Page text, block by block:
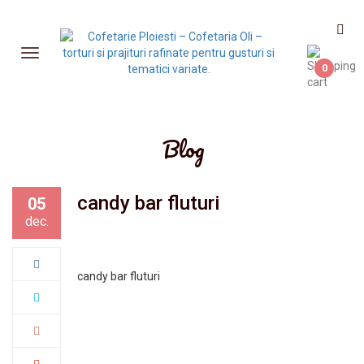
0
Blog
05
dec.
candy bar fluturi
candy bar fluturi